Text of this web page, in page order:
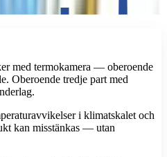
med termokamera — oberoende
Oberoende tredje part med
i klimatskalet och
kan misstänkas — utan